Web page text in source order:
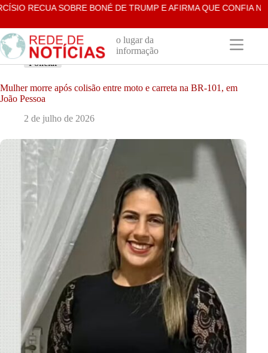
Pular
o
conteúdo
RECUA SOBRE BONÉ DE TRUMP E AFIRMA QUE CONFIA NAS
o lugar da
informação
Policial
Mulher morre após colisão entre moto e carreta na BR-101, em
João Pessoa
2 de julho de 2026